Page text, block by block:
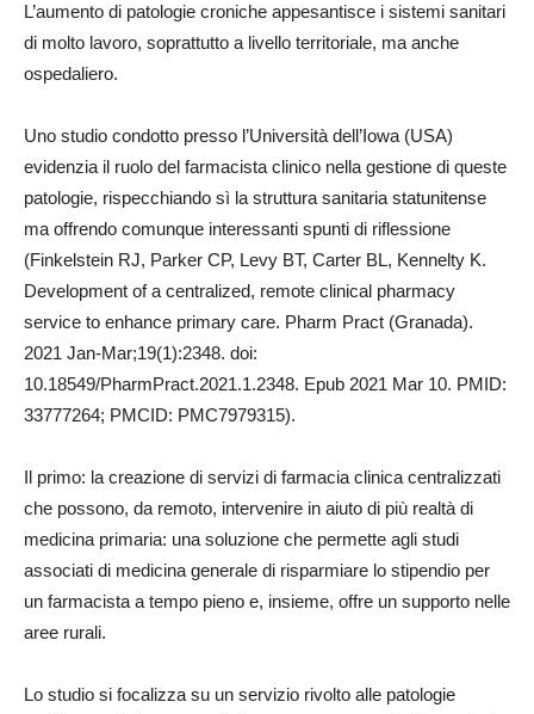
L’aumento di patologie croniche appesantisce i sistemi sanitari
di molto lavoro, soprattutto a livello territoriale, ma anche
ospedaliero.
Uno studio condotto presso l’Università dell’Iowa (USA)
evidenzia il ruolo del farmacista clinico nella gestione di queste
patologie, rispecchiando sì la struttura sanitaria statunitense
ma offrendo comunque interessanti spunti di riflessione
(Finkelstein RJ, Parker CP, Levy BT, Carter BL, Kennelty K.
Development of a centralized, remote clinical pharmacy
service to enhance primary care. Pharm Pract (Granada).
2021 Jan-Mar;19(1):2348. doi:
10.18549/PharmPract.2021.1.2348. Epub 2021 Mar 10. PMID:
33777264; PMCID: PMC7979315).
Il primo: la creazione di servizi di farmacia clinica centralizzati
che possono, da remoto, intervenire in aiuto di più realtà di
medicina primaria: una soluzione che permette agli studi
associati di medicina generale di risparmiare lo stipendio per
un farmacista a tempo pieno e, insieme, offre un supporto nelle
aree rurali.
Lo studio si focalizza su un servizio rivolto alle patologie